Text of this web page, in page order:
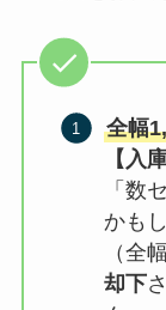
全幅
【入
「数
かも
（全
却下